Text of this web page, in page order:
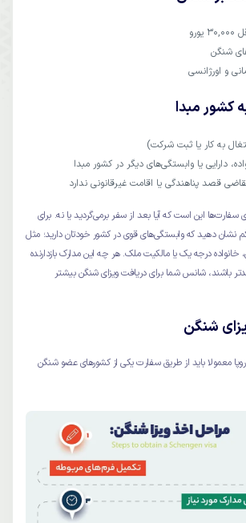
شنگن
و اورژانسی
کشور مبدا
به کار یا ثبت شرکت)
دارایی یا وابستگی‌های دیگر در کشور مبدا
قصد پناهندگی یا اقامت غیرقانونی ندارد
این است که آیا بعد از سفر برمی‌گردید یا نه. برای
نشان دهید که وابستگی‌های قوی در کشور خودتان دارید؛ مثل
درجه یک یا مالکیت ملک. هر چه این مدارک بازدارنده
باشند، شانس شما برای دریافت ویزای شنگن بیشتر
شنگن
معمولا باید از طریق سفارت یکی از کشورهای عضو شنگن